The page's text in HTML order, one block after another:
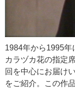
1984年から1995年
カラヅカ花の指定
回を中心にお届け
をご紹介。この作